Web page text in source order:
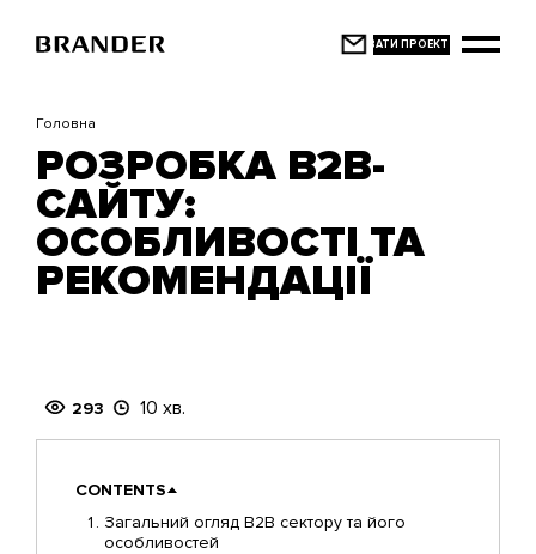
основного
Головна
РОЗРОБКА B2B-
САЙТУ:
ОСОБЛИВОСТІ ТА
РЕКОМЕНДАЦІЇ
293 10 хв.
CONTENTS
Загальний огляд B2B сектору та його
особливостей